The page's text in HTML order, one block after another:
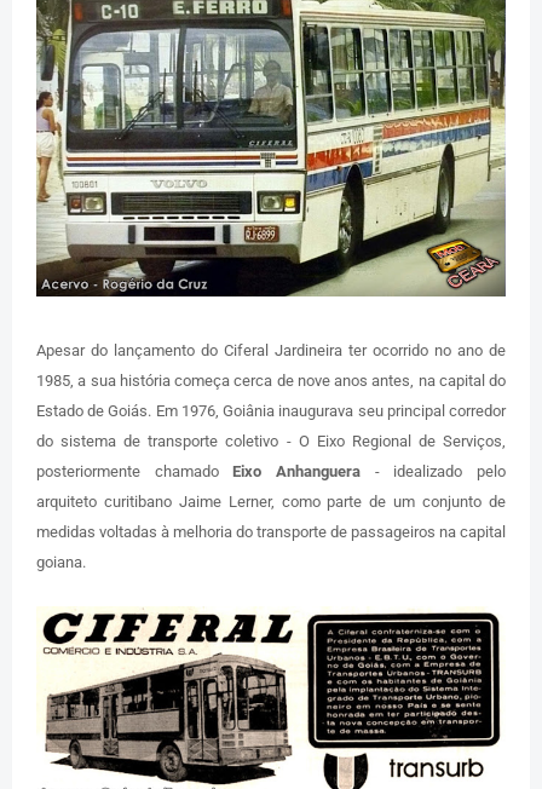
Apesar do lançamento do Ciferal Jardineira ter ocorrido no ano de
1985, a sua história começa cerca de nove anos antes, na capital do
Estado de Goiás. Em 1976, Goiânia inaugurava seu principal corredor
do sistema de transporte coletivo - O Eixo Regional de Serviços,
posteriormente chamadoEixo Anhanguera - idealizado pelo
arquiteto curitibano Jaime Lerner, como parte de um conjunto de
medidas voltadas à melhoria do transporte de passageiros na capital
goiana.